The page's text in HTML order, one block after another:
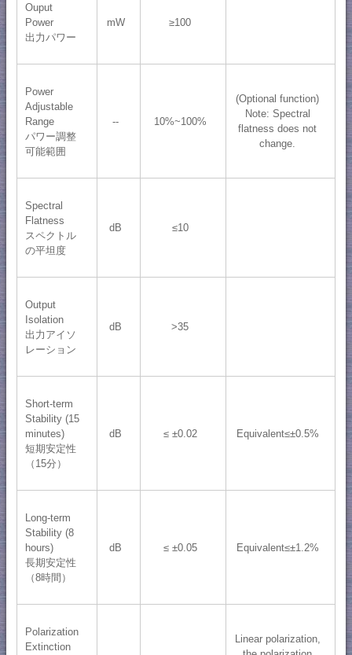
Ouput
Power
出力パワー
mW ≥100
Power
Adjustable
Range
パワー調整
可能範囲
-- 10%~100%
(Optional function)
Note: Spectral
flatness does not
change.
Spectral
Flatness
スペクトル
の平坦度
dB ≤10
Output
Isolation
出力アイソ
レーション
dB >35
Short-term
Stability (15
minutes)
短期安定性
（15分）
dB ≤ ±0.02 Equivalent≤±0.5%
Long-term
Stability (8
hours)
長期安定性
（8時間）
dB ≤ ±0.05 Equivalent≤±1.2%
Polarization
Extinction
Linear polarization,